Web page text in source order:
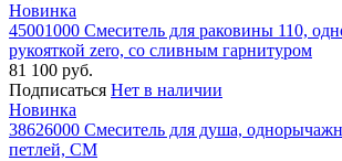
Новинка
45001000 Смеситель для раковины 110,
рукояткой zero, со сливным гарнитуром
81 100 руб.
Подписаться Нет в наличии
Новинка
38626000 Смеситель для душа,
петлей, СМ